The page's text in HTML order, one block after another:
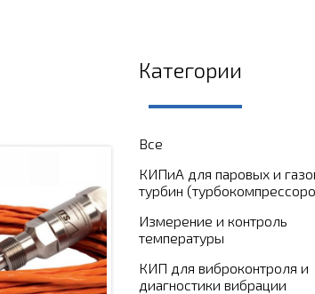
Категории
Все
КИПиА для паровых и
турбин
Измерение и контроль
температуры
КИП для виброконтроля и
диагностики вибрации